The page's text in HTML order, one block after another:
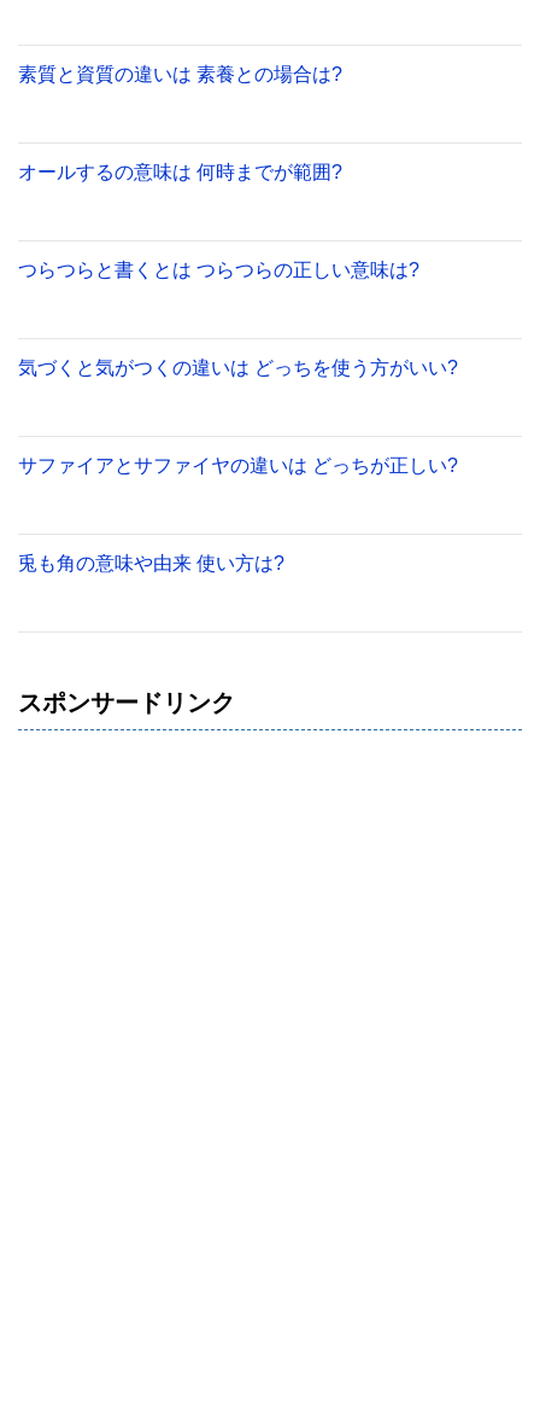
素質と資質の違いは 素養との場合は?
オールするの意味は 何時までが範囲?
つらつらと書くとは つらつらの正しい意味は?
気づくと気がつくの違いは どっちを使う方がいい?
サファイアとサファイヤの違いは どっちが正しい?
兎も角の意味や由来 使い方は?
スポンサードリンク